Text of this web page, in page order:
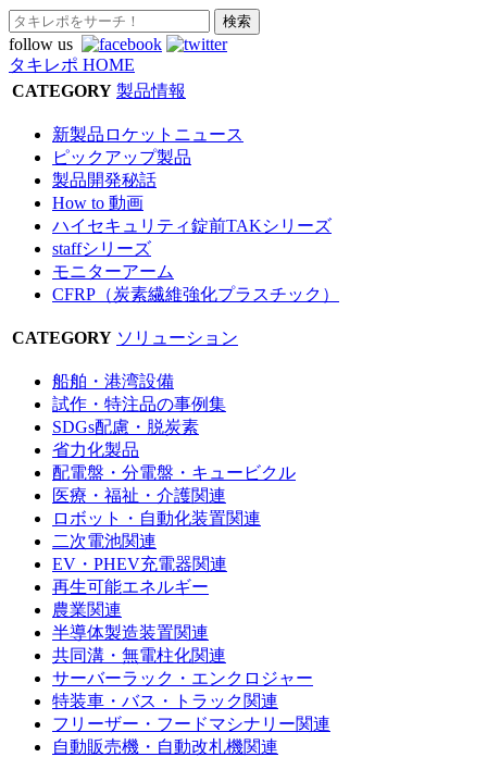
follow us
タキレポ HOME
CATEGORY 製品情報
新製品ロケットニュース
ピックアップ製品
製品開発秘話
How to 動画
ハイセキュリティ錠前TAKシリーズ
staffシリーズ
モニターアーム
CFRP（炭素繊維強化プラスチック）
CATEGORY ソリューション
船舶・港湾設備
試作・特注品の事例集
SDGs配慮・脱炭素
省力化製品
配電盤・分電盤・キュービクル
医療・福祉・介護関連
ロボット・自動化装置関連
二次電池関連
EV・PHEV充電器関連
再生可能エネルギー
農業関連
半導体製造装置関連
共同溝・無電柱化関連
サーバーラック・エンクロジャー
特装車・バス・トラック関連
フリーザー・フードマシナリー関連
自動販売機・自動改札機関連